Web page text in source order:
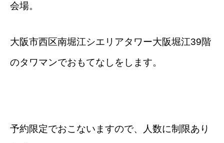
会場。
大阪市西区南堀江シエリアタワー大阪堀江39階
のタワマンでおもてなしをします。
予約限定でおこないますので、人数に制限あり